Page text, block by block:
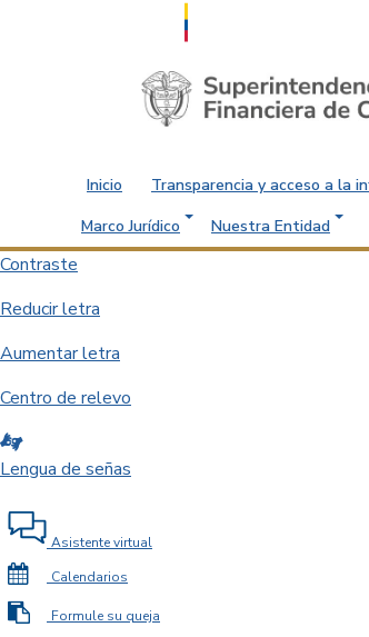
Saltar al contenido principal
Inicio Transparencia y acceso a la
Marco Jurídico
Nuestra Entidad
Contraste
Reducir letra
Aumentar letra
Centro de relevo
Lengua de señas
Asistente virtual
Calendarios
Formule su queja